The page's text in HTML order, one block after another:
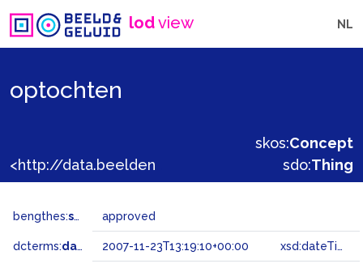
lodview NL
optochten
skos:Concept
sdo:Thing
bengthes:status approved
dcterms:dateAccepted 2007-11-23T13:19:10+00:00 xsd:dateTime